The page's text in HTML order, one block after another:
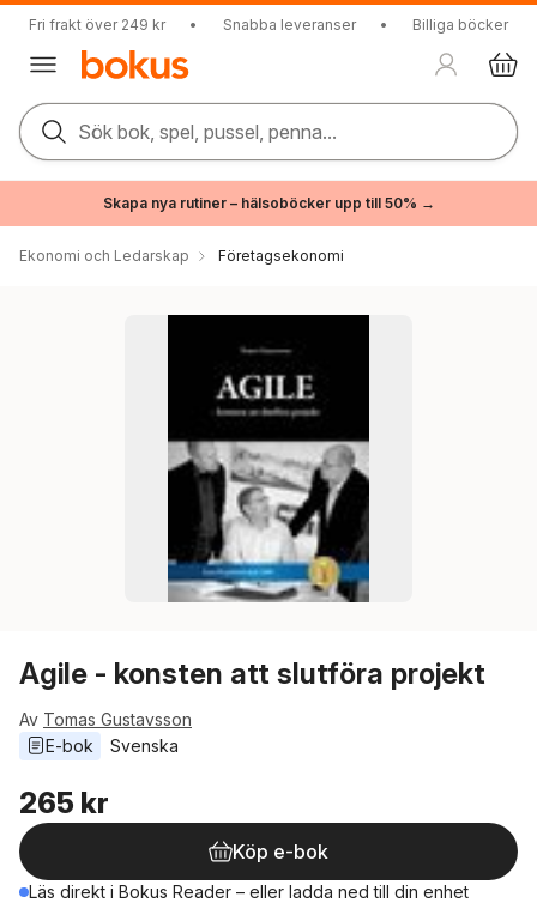
Fri frakt över 249 kr • Snabba leveranser • Billiga böcker
Sök bok, spel, pussel, penna...
Skapa nya rutiner – hälsoböcker upp till 50% →
Ekonomi och Ledarskap Företagsekonomi
Agile - konsten att slutföra projekt
Av Tomas Gustavsson
E-bok
Svenska
265 kr
Köp e-bok
Läs direkt i Bokus Reader – eller ladda ned till din enhet